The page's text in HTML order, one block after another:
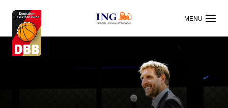
OFFIZIELLER HAUPTSPONSOR